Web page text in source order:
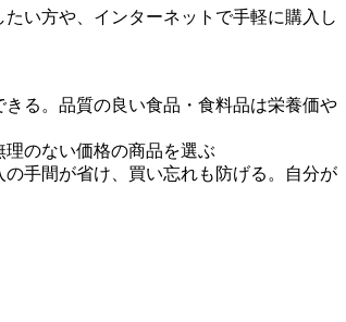
い方や、インターネットで手軽に購入し
る。品質の良い食品・食料品は栄養価や
のない価格の商品を選ぶ
手間が省け、買い忘れも防げる。自分が